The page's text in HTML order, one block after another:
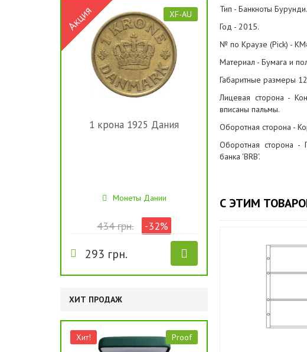
XF-AU
1 крона 1925 Дания
Монеты Дании
434 грн. -32%
293 грн.
ХИТ ПРОДАЖ
Proof
Хит!
Тип - Банкноты Бурунди.
Год - 2015.
№ по Краузе (Pick) -
Материал - Бумага и
Габаритные размеры
Лицевая сторона -
вписаны пальмы.
Оборотная сторона -
Оборотная сторона -
банка 'BRB'.
С ЭТИМ